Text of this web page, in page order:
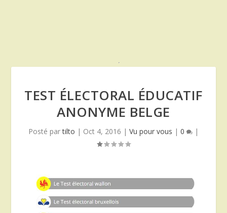
TEST ÉLECTORAL ÉDUCATIF
ANONYME BELGE
Posté partilto | Oct 4, 2016 | Vu pour vous | 0 |